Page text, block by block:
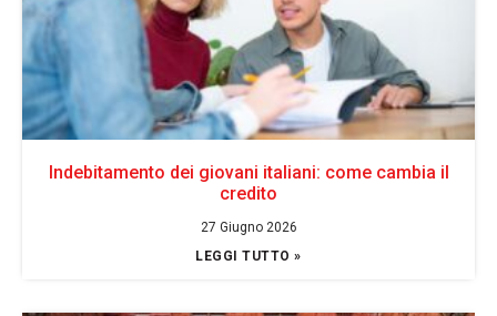
Indebitamento dei giovani italiani: come cambia il
credito
27 Giugno 2026
LEGGI TUTTO »